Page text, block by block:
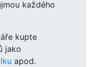
každého
kupte
jako
apod.